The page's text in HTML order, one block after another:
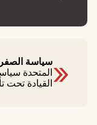
«سياسة
المتحدة
القيادة تحت